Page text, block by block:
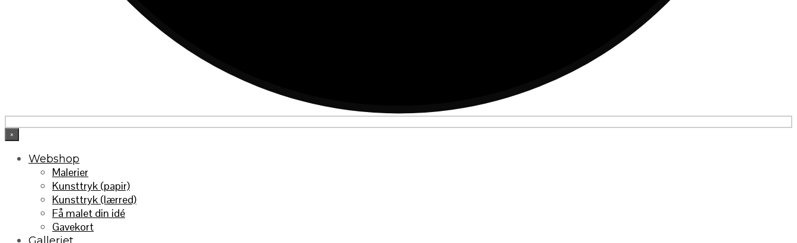
×
Webshop
Malerier
Kunsttryk (papir)
Kunsttryk (lærred)
Få malet din idé
Gavekort
Galleriet